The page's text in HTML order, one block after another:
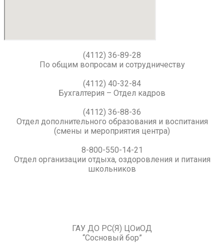
Отдел организации отдыха, оздоровления и питания
школьников
ГАУ ДО РС(Я) ЦОиОД
“Сосновый бор”
sosnovybor@gov14.ru
Мы используем cookie-файлы для наилучшего представления
нашего сайта. Продолжая использовать этот сайт, вы